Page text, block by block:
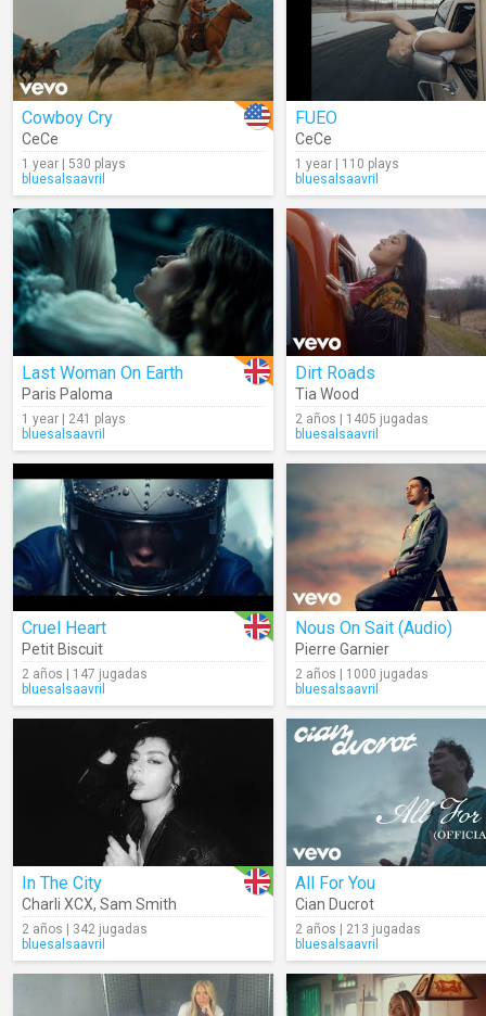
Cowboy Cry
CeCe
1 year | 530 plays
bluesalsaavril
FUEO
CeCe
1 year | 110 plays
bluesalsaavril
Last Woman On Earth
Paris Paloma
1 year | 241 plays
bluesalsaavril
Dirt Roads
Tia Wood
2 años | 1405 jugadas
bluesalsaavril
Cruel Heart
Petit Biscuit
2 años | 147 jugadas
bluesalsaavril
Nous On Sait (Audio)
Pierre Garnier
2 años | 1000 jugadas
bluesalsaavril
In The City
Charli XCX, Sam Smith
2 años | 342 jugadas
bluesalsaavril
All For You
Cian Ducrot
2 años | 213 jugadas
bluesalsaavril